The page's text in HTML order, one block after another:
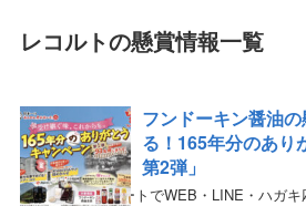
レコルトの懸賞情報一覧
フンドーキン醤油
る！165年分のあり
第2弾」
対象商品のレシートでWEB・LINE・ハガキ